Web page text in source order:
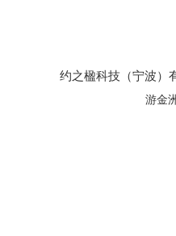
约之楹科技（宁波）
游金